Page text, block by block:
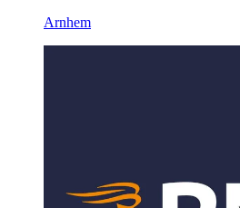
Arnhem